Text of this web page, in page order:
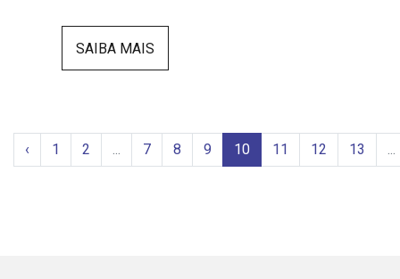
SAIBA MAIS
‹ 1 2 ... 7 8 9 10 11 12 13 ...